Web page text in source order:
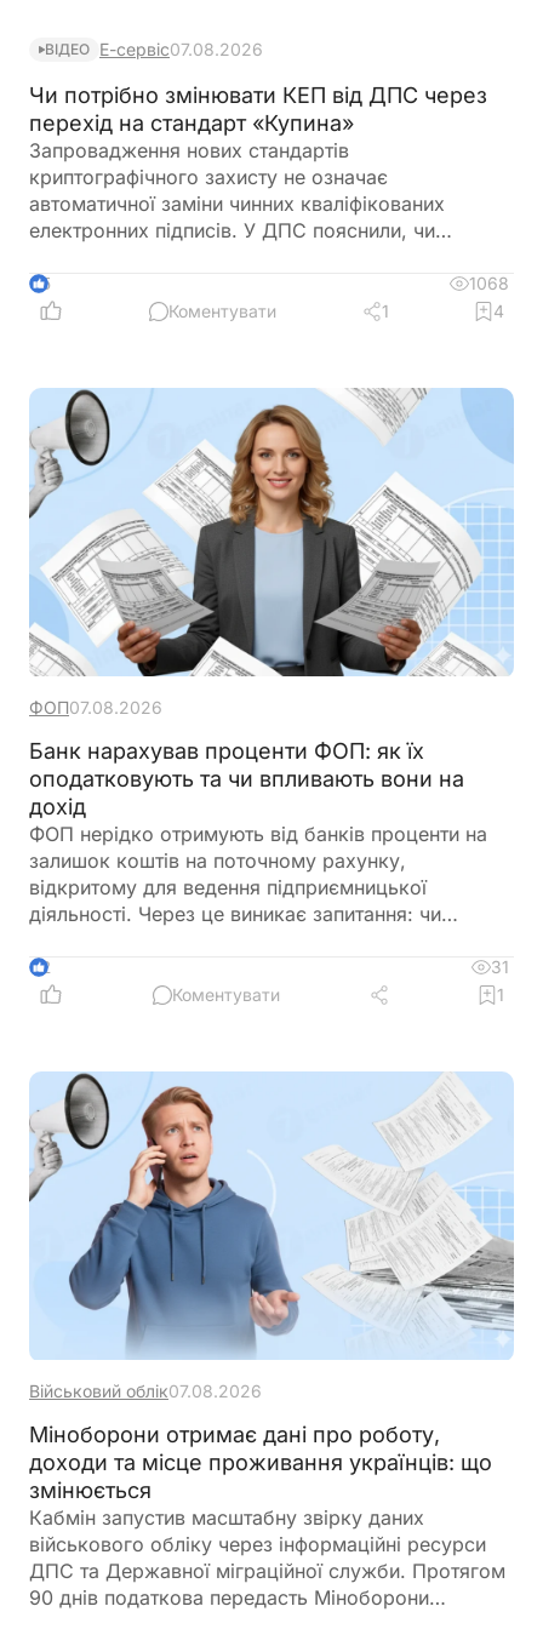
ВІДЕО Е-сервіс07.08.2026
Чи потрібно змінювати КЕП від ДПС через
перехід на стандарт «Купина»
Запровадження нових стандартів
криптографічного захисту не означає
автоматичної заміни чинних кваліфікованих
електронних підписів. У ДПС пояснили, чи
ДПС, після переходу на новий стандарт «Купина»
та чи потрібно користувачам отримувати нові
5
1068
Коментувати
1 4
ФОП07.08.2026
Банк нарахував проценти ФОП: як їх
оподатковують та чи впливають вони на
дохід
ФОП нерідко отримують від банків проценти на
залишок коштів на поточному рахунку,
відкритому для ведення підприємницької
діяльності. Через це виникає запитання: чи
підприємницького доходу та сплачувати з них
податки як із доходу ФОП. Податкове
фізичної особи. Саме тому проценти, нараховані
банком на залишок коштів, мають окремий
порядок оподаткування
2
31
Коментувати
1
Військовий облік07.08.2026
Міноборони отримає дані про роботу,
доходи та місце проживання українців: що
змінюється
Кабмін запустив масштабну звірку даних
військового обліку через інформаційні ресурси
ДПС та Державної міграційної служби. Протягом
90 днів податкова передасть Міноборони